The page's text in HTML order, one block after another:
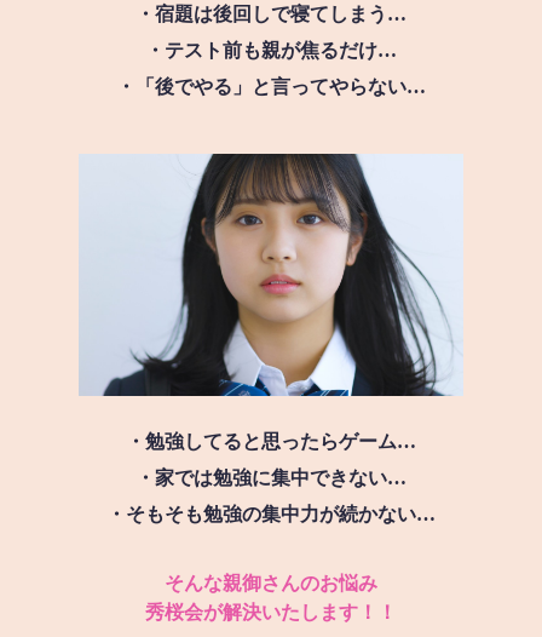
・宿題は後回しで寝てしまう…
・テスト前も親が焦るだけ…
・「後でやる」と言ってやらない…
・勉強してると思ったらゲーム…
・家では勉強に集中できない…
・そもそも勉強の集中力が続かない…
そんな親御さんのお悩み
秀桜会が解決いたします！！